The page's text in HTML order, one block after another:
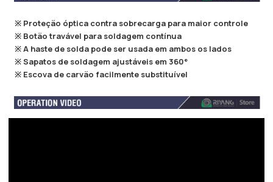
※ Proteção óptica contra sobrecarga para maior controle
※ Botão travável para soldagem contínua
※ A haste de solda pode ser usada em ambos os lados
※ Sapatos de soldagem ajustáveis em 360°
※ Escova de carvão facilmente substituível